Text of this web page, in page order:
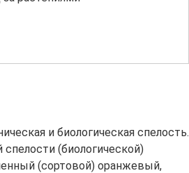
и биологическая спелость.
(биологической)
(сортовой) оранжевый,